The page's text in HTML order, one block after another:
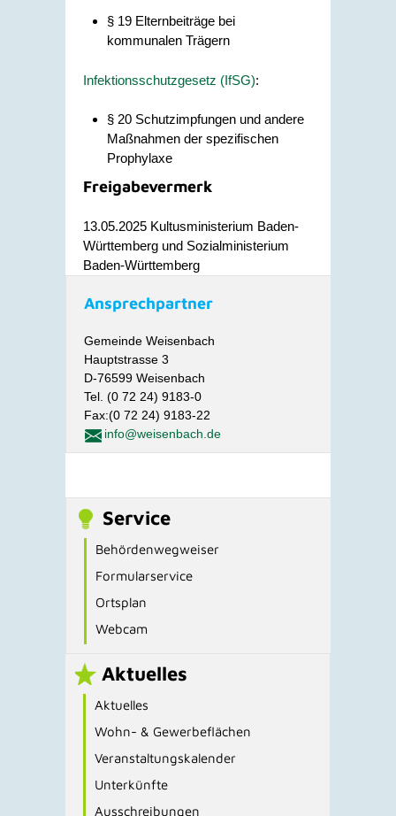
§ 19 Elternbeiträge bei
kommunalen Trägern
Infektionsschutzgesetz (IfSG):
§ 20 Schutzimpfungen und andere
Maßnahmen der spezifischen
Prophylaxe
Freigabevermerk
13.05.2025 Kultusministerium Baden-
Württemberg und Sozialministerium
Baden-Württemberg
Ansprechpartner
Gemeinde Weisenbach
Hauptstrasse 3
D-76599 Weisenbach
Tel. (0 72 24) 9183-0
Fax:(0 72 24) 9183-22
info@weisenbach.de
Service
Behördenwegweiser
Formularservice
Ortsplan
Webcam
Aktuelles
Aktuelles
Wohn- & Gewerbeflächen
Veranstaltungskalender
Unterkünfte
Ausschreibungen